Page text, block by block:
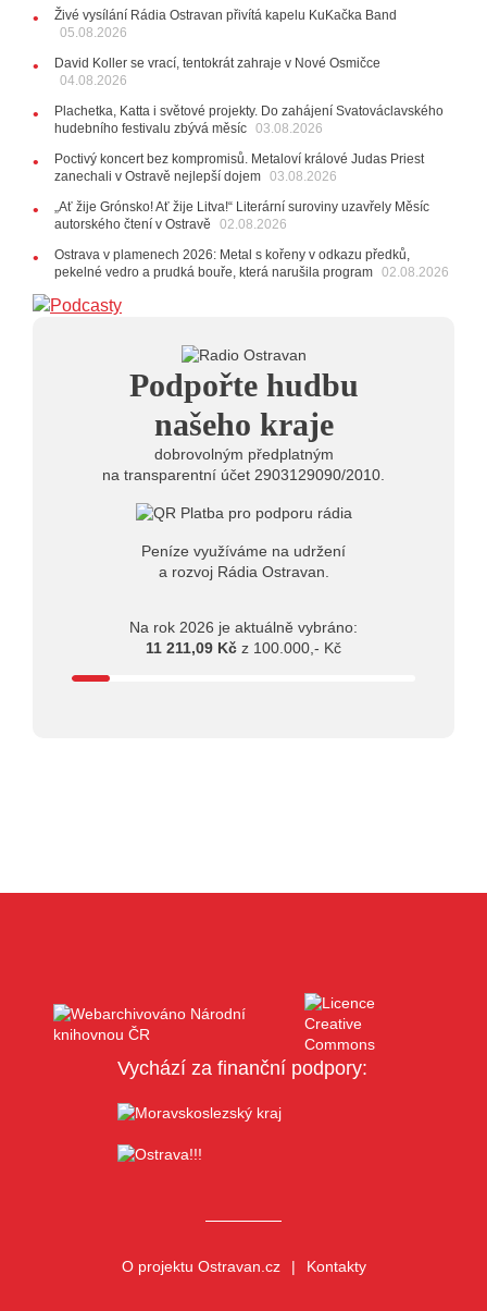
27.07.2026
20:44
10:06
Ladná Čeladná nabídne Olympic, Langerovou i
Kirschner, návštěvníci nově zaplatí už jen pomocí čipů
24.07.2026
Zpěvačka Tanja vydala nové EP Plamen
22.07.2026
roku jsme upgradovali naši show
AUDIO
20:09
Na Novou Osmičku míří Bára Zmeková Trio.
Výrazná osobnost české alternativní scény zahraje ve
Frýdku-Místku
herec Dušan Urban
20.07.2026
Štěrkovna Open Music: Klubová scéna na festivalu
nabídne Krhuta i Beatles
Živé vysílání Rádia Ostravan přivítá kapelu KuKačka Band
05.08.2026
David Koller se vrací, tentokrát zahraje v Nové Osmičce
04.08.2026
Plachetka, Katta i světové projekty. Do zahájení Svatováclavského
hudebního festivalu zbývá měsíc 03.08.2026
Poctivý koncert bez kompromisů. Metaloví králové Judas Priest
zanechali v Ostravě nejlepší dojem 03.08.2026
„Ať žije Grónsko! Ať žije Litva!“ Literární suroviny uzavřely Měsíc
autorského čtení v Ostravě
02.08.2026
Ostrava v plamenech 2026: Metal s kořeny v odkazu předků,
pekelné vedro a prudká bouře, která narušila program 02.08.2026
Podpořte hudbu
našeho kraje
dobrovolným předplatným
na transparentní účet 2903129090/2010.
Peníze využíváme na udržení
a rozvoj Rádia Ostravan.
Na rok 2026 je aktuálně vybráno:
11 211,09 Kč z 100.000,- Kč
Vychází za finanční podpory:
O projektu Ostravan.cz Kontakty